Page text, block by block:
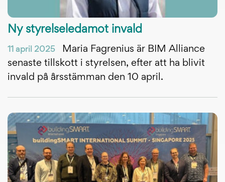
Ny styrelseledamot invald
11 april 2025
Maria Fagrenius är BIM Alliance
senaste tillskott i styrelsen, efter att ha blivit
invald på årsstämman den 10 april.